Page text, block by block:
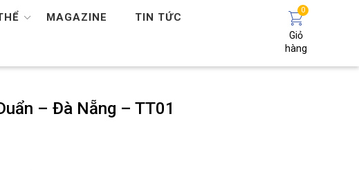
MAGAZINE TIN TỨC
0
Giỏ
hàng
– Đà Nẵng – TT01